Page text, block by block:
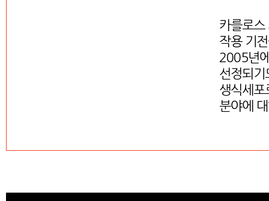
카를로스
작용 기
2005년
선정되기
생식세포
분야에